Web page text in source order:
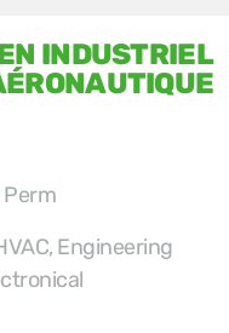
INDUSTRIEL
Perm
Engineering